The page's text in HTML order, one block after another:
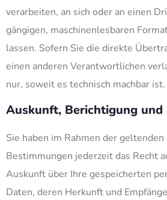
verarbeiten, an sich oder an einen
gängigen, maschinenlesbaren
lassen. Sofern Sie die direkte
einen anderen Verantwortlichen
nur, soweit es technisch machbar ist.
Auskunft, Berichtigung und
Sie haben im Rahmen der
Bestimmungen jederzeit das Recht
Auskunft über Ihre gespeicherten
Daten, deren Herkunft und